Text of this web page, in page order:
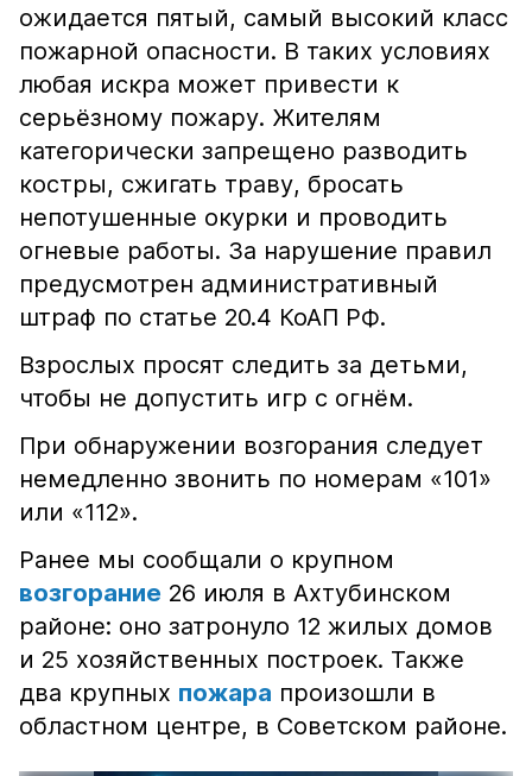
ожидается пятый, самый высокий класс
пожарной опасности. В таких условиях
любая искра может привести к
серьёзному пожару. Жителям
категорически запрещено разводить
костры, сжигать траву, бросать
непотушенные окурки и проводить
огневые работы. За нарушение правил
предусмотрен административный
штраф по статье 20.4 КоАП РФ.
Взрослых просят следить за детьми,
чтобы не допустить игр с огнём.
При обнаружении возгорания следует
немедленно звонить по номерам «101»
или «112».
Ранее мы сообщали о крупном
возгорание 26 июля в Ахтубинском
районе: оно затронуло 12 жилых домов
и 25 хозяйственных построек. Также
два крупных пожара произошли в
областном центре, в Советском районе.